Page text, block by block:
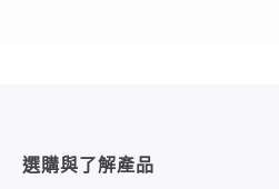
選購與了解產品